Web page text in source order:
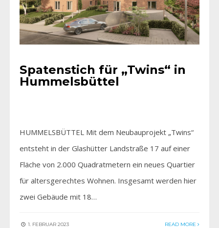
Spatenstich für „Twins“ in
Hummelsbüttel
HUMMELSBÜTTEL Mit dem Neubauprojekt „Twins“
entsteht in der Glashütter Landstraße 17 auf einer
Fläche von 2.000 Quadratmetern ein neues Quartier
für altersgerechtes Wohnen. Insgesamt werden hier
zwei Gebäude mit 18…
1. FEBRUAR 2023 READ MORE